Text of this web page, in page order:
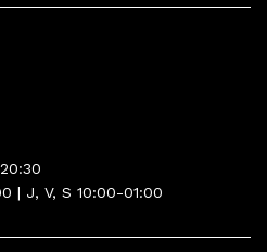
| J, V, S 10:00-01:00